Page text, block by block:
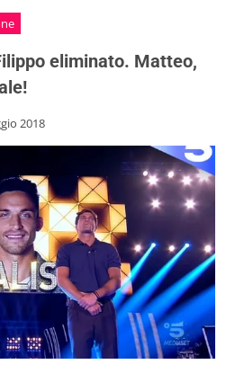
eliminato. Matteo,
2018